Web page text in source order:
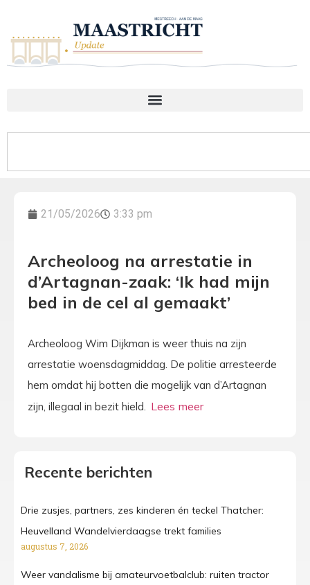
21/05/2026 3:33 pm
Archeoloog na arrestatie in
d’Artagnan-zaak: ‘Ik had mijn
bed in de cel al gemaakt’
Archeoloog Wim Dijkman is weer thuis na zijn
arrestatie woensdagmiddag. De politie arresteerde
hem omdat hij botten die mogelijk van d’Artagnan
zijn, illegaal in bezit hield.
Recente berichten
Drie zusjes, partners, zes kinderen én teckel Thatcher:
Heuvelland Wandelvierdaagse trekt families
augustus 7, 2026
Weer vandalisme bij amateurvoetbalclub: ruiten tractor